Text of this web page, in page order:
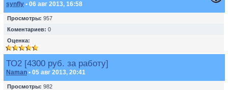
synfly • 06 авг 2013, 16:58
Просмотры: 957
Коментариев: 0
Оценка:
ТО2 [4300 руб. за работу]
Naman • 05 авг 2013, 20:41
Просмотры: 982